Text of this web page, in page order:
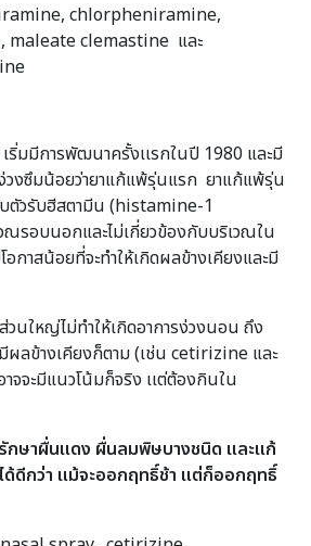
chlorpheniramine,
maleate clemastine และ
ริ่มมีการพัฒนาครั้งเเรกในปี 1980 และมี
วงซึมน้อยว่ายาแก้แพ้รุ่นแรก ยาแก้แพ้รุ่น
ตัวรับฮีสตามีน (histamine-1
ณรอบนอกและไม่เกี่ยวข้องกับบริเวณใน
กาสน้อยที่จะทำให้เกิดผลข้างเคียงและมี
นใหญ่ไม่ทำให้เกิดอาการง่วงนอน ถึง
มีผลข้างเคียงก็ตาม (เช่น cetirizine และ
จะมีแนวโน้มก็จริง เเต่ต้องกินใน
กษาผื่นแดง ผื่นลมพิษบางชนิด และแก้
ด้ดีกว่า แม้จะออกฤทธิ์ช้า แต่ก็ออกฤทธิ์